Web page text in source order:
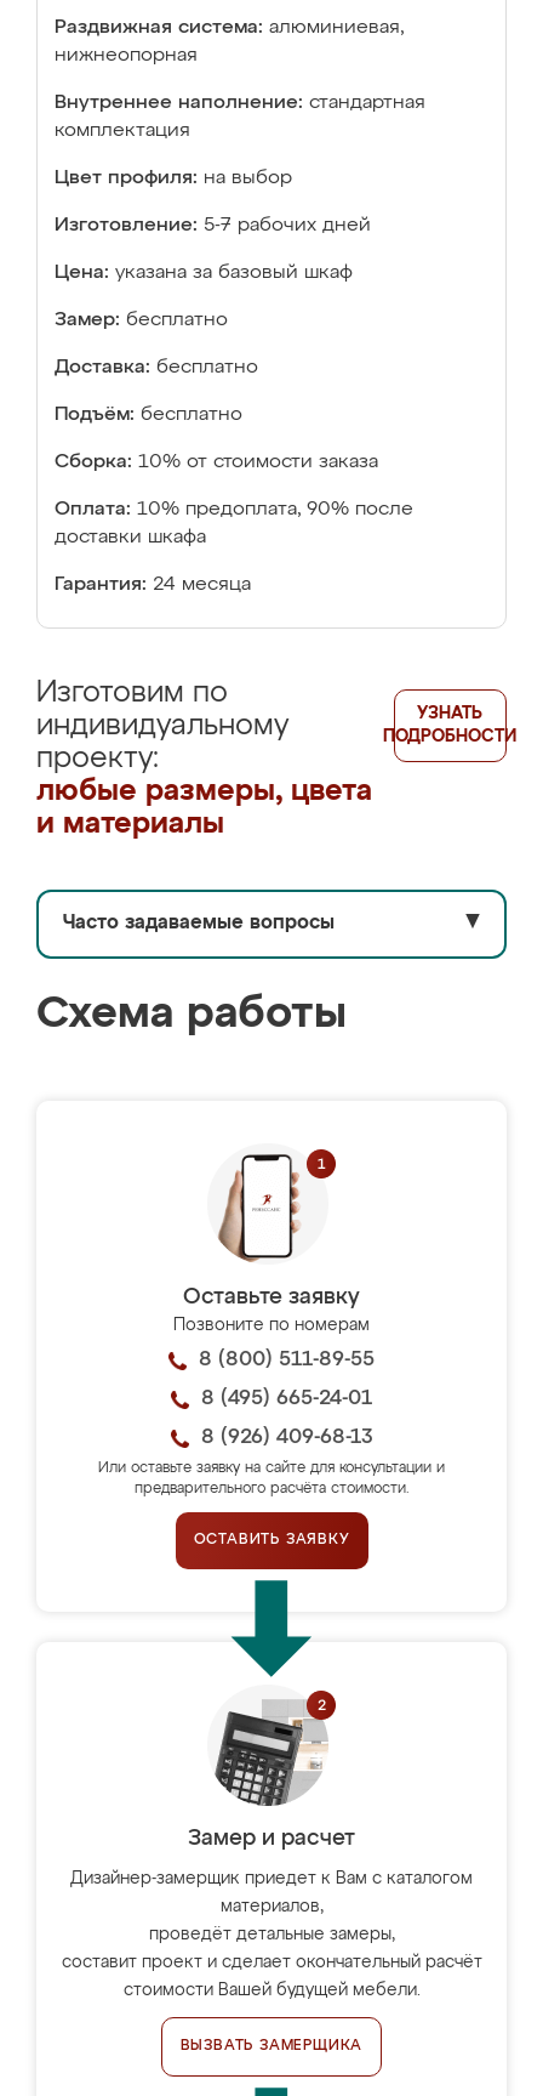
Раздвижная система: алюминиевая,
нижнеопорная
Внутреннее наполнение: стандартная
комплектация
Цвет профиля: на выбор
Изготовление: 5-7 рабочих дней
Цена: указана за базовый шкаф
Замер: бесплатно
Доставка: бесплатно
Подъём: бесплатно
Сборка: 10% от стоимости заказа
Оплата: 10% предоплата, 90% после
доставки шкафа
Гарантия: 24 месяца
Изготовим по
индивидуальному
проекту:
любые размеры, цвета
и материалы
УЗНАТЬ
ПОДРОБНОСТИ
Часто задаваемые вопросы ▼
Схема работы
Оставьте заявку
Позвоните по номерам
8 (800) 511-89-55
8 (495) 665-24-01
8 (926) 409-68-13
Или оставьте заявку на сайте для консультации и
предварительного расчёта стоимости.
ОСТАВИТЬ ЗАЯВКУ
Замер и расчет
Дизайнер-замерщик приедет к Вам с каталогом
материалов,
проведёт детальные замеры,
составит проект и сделает окончательный расчёт
стоимости Вашей будущей мебели.
ВЫЗВАТЬ ЗАМЕРЩИКА